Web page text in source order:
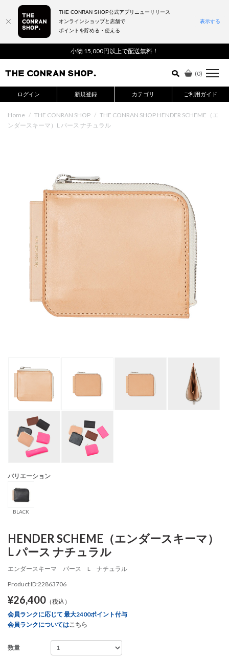
小物 15,000円以上で配送無料！
(0)
ログイン 新規登録 カテゴリ ご利用ガイド
詳細検索はこちら
Home / THE CONRAN SHOP / THE CONRAN SHOP HENDER SCHEME（エ
ンダースキーマ）L パース ナチュラル
バリエーション
BLACK
HENDER SCHEME（エンダースキーマ）
L パース ナチュラル
エンダースキーマ パース L ナチュラル
Product ID:22863706
¥26,400 （税込）
会員ランクに応じて 最大2400ポイント付与
会員ランクについてはこちら
数量
THE CONRAN SHOP公式アプリニューリリース
オンラインショップと店舗で
ポイントを貯める・使える
表示する